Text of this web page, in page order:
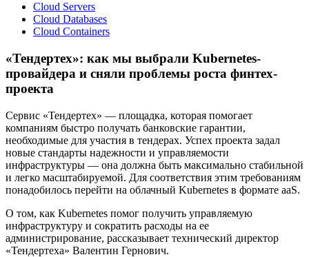
Cloud Servers
Cloud Databases
Cloud Containers
«Тендертех»: как мы выбрали Kubernetes-
провайдера и сняли проблемы роста финтех-
проекта
Сервис «Тендертех» — площадка, которая помогает
компаниям быстро получать банковские гарантии,
необходимые для участия в тендерах. Успех проекта задал
новые стандарты надежности и управляемости
инфраструктуры — она должна быть максимально стабильной
и легко масштабируемой. Для соответствия этим требованиям
понадобилось перейти на облачный Kubernetes в формате aaS.
О том, как Kubernetes помог получить управляемую
инфраструктуру и сократить расходы на ее
администрирование, рассказывает технический директор
«Тендертеха» Валентин Гернович.